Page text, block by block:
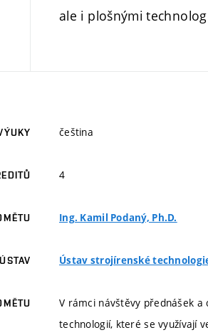
ale i plošnými
čeština
4
Ing. Kamil Podaný, Ph.D.
Ústav strojírenské
V rámci návštěvy přednášek a
technologií, které se využívají